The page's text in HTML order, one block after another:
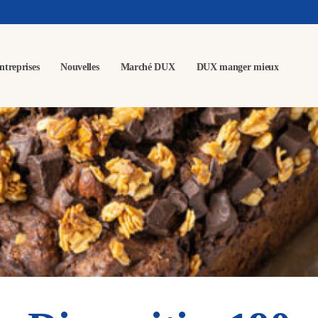
Nouvelles Marché DUX DUX manger mieux